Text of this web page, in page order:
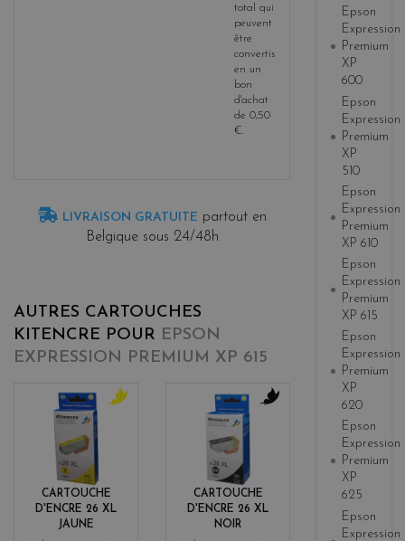
total qui
peuvent
être
convertis
en un
bon
d'achat
de 0,50
€.
LIVRAISON GRATUITE partout en
Belgique sous 24/48h
AUTRES CARTOUCHES
KITENCRE POUR EPSON
EXPRESSION PREMIUM XP 615
CARTOUCHE
D'ENCRE 26 XL
JAUNE
o
w
CARTOUCHE
D'ENCRE 26 XL
NOIR
k
Epson
Expression
Premium
XP
600
Epson
Expression
Premium
XP
510
Epson
Expression
Premium
XP 610
Epson
Expression
Premium
XP 615
Epson
Expression
Premium
XP
620
Epson
Expression
Premium
XP
625
Epson
Expression